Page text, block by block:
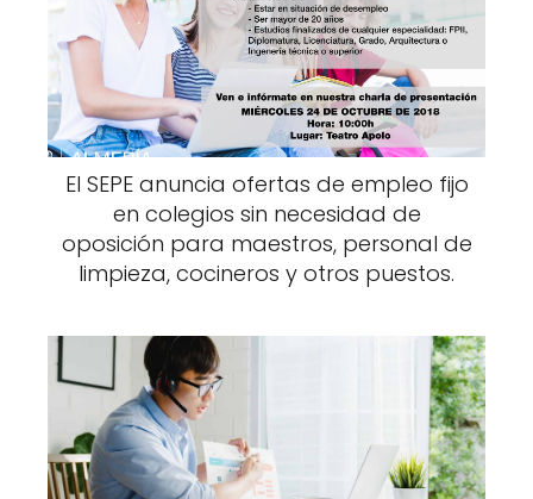
El SEPE anuncia ofertas de empleo fijo
en colegios sin necesidad de
oposición para maestros, personal de
limpieza, cocineros y otros puestos.